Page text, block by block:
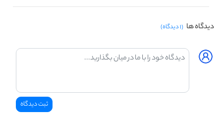
دیدگاه ها (۱ دیدگاه)